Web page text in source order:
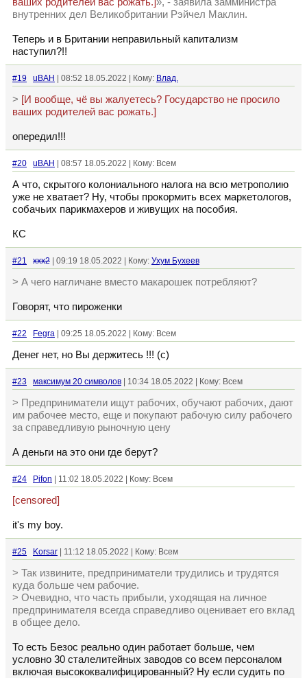
внутренних дел Великобритании Рэйчел Маклин.
Теперь и в Британии неправильный капитализм
наступил?!!
#19 uBAH | 08:52 18.05.2022 | Кому: Влад.
> [И вообще, чё вы жалуетесь? Государство не просило
ваших родителей вас рожать.]
опередил!!!
#20 uBAH | 08:57 18.05.2022 | Кому: Всем
А что, скрытого колониального налога на всю метрополию
уже не хватает? Ну, чтобы прокормить всех маркетологов,
собачьих парикмахеров и живущих на пособия.
КС
#21 xxx2 | 09:19 18.05.2022 | Кому: Ухум Бухеев
> А чего нагличане вместо макарошек потребляют?
Говорят, что пироженки
#22 Fegra | 09:25 18.05.2022 | Кому: Всем
Денег нет, но Вы держитесь !!! (с)
#23 максимум 20 символов | 10:34 18.05.2022 | Кому: Всем
> Предприниматели ищут рабочих, обучают рабочих, дают
им рабочее место, еще и покупают рабочую силу рабочего
за справедливую рыночную цену
А деньги на это они где берут?
#24 Pifon | 11:02 18.05.2022 | Кому: Всем
[censored]
it's my boy.
#25 Korsar | 11:12 18.05.2022 | Кому: Всем
> Так извините, предприниматели трудились и трудятся
куда больше чем рабочие.
> Очевидно, что часть прибыли, уходящая на личное
предпринимателя всегда справедливо оценивает его вклад
в общее дело.
То есть Безос реально один работает больше, чем
условно 30 сталелитейных заводов со всем персоналом
включая высококвалифицированный? Ну если судить по